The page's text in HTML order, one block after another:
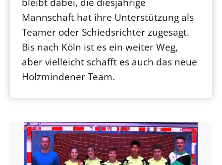
Mannschaft hat ihre Unterstützung als
Teamer oder Schiedsrichter zugesagt.
Bis nach Köln ist es ein weiter Weg,
aber vielleicht schafft es auch das neue
Holzmindener Team.